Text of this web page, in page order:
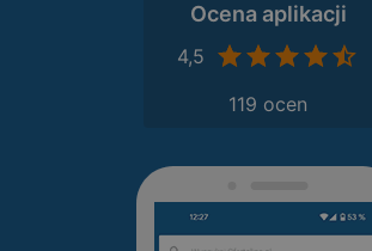
Ocena aplikacji
4,5
119 ocen